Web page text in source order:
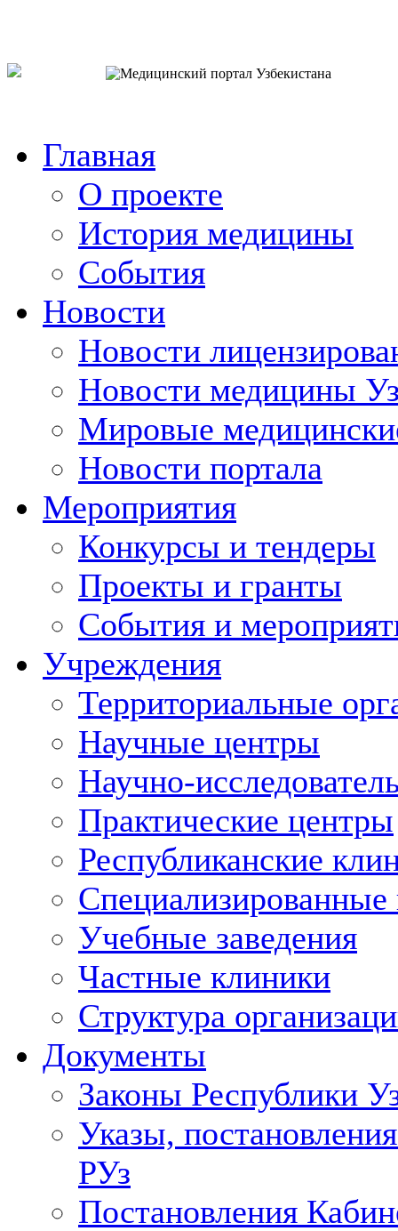
Главная
О проекте
История медицины
События
Новости
Новости
Новости медицины
Мировые
Новости портала
Мероприятия
Конкурсы и тендеры
Проекты и гранты
События и
Учреждения
Территориальные
Научные центры
Научно-
Практические центры
Республиканские
Учебные заведения
Частные клиники
Структура
Документы
Законы Республики
Указы,
РУз
Постановления